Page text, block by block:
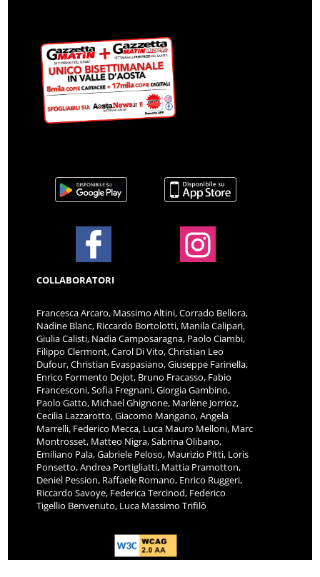
COLLABORATORI
Francesca Arcaro, Massimo Altini, Corrado Bellora,
Nadine Blanc, Riccardo Bortolotti, Manila Calipari,
Giulia Calisti, Nadia Camposaragna, Paolo Ciambi,
Filippo Clermont, Carol Di Vito, Christian Leo
Dufour, Christian Evaspasiano, Giuseppe Farinella,
Enrico Formento Dojot, Bruno Fracasso, Fabio
Francesconi, Sofia Fregnani, Giorgia Gambino,
Paolo Gatto, Michael Ghignone, Marlène Jorrioz,
Cecilia Lazzarotto, Giacomo Mangano, Angela
Marrelli, Federico Mecca, Luca Mauro Melloni, Marc
Montrosset, Matteo Nigra, Sabrina Olibano,
Emiliano Pala, Gabriele Peloso, Maurizio Pitti, Loris
Ponsetto, Andrea Portigliatti, Mattia Pramotton,
Deniel Pession, Raffaele Romano, Enrico Ruggeri,
Riccardo Savoye, Federica Tercinod, Federico
Tigellio Benvenuto, Luca Massimo Trifilò